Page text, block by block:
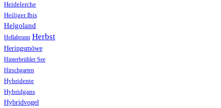
Heidelerche
Heiliger Ibis
Helgoland
Hellabrunn Herbst
Heringsmöwe
Hinterbrühler See
Hirschgarten
Hybridente
Hybridgans
Hybridvogel